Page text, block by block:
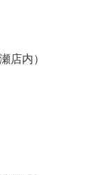
店内）